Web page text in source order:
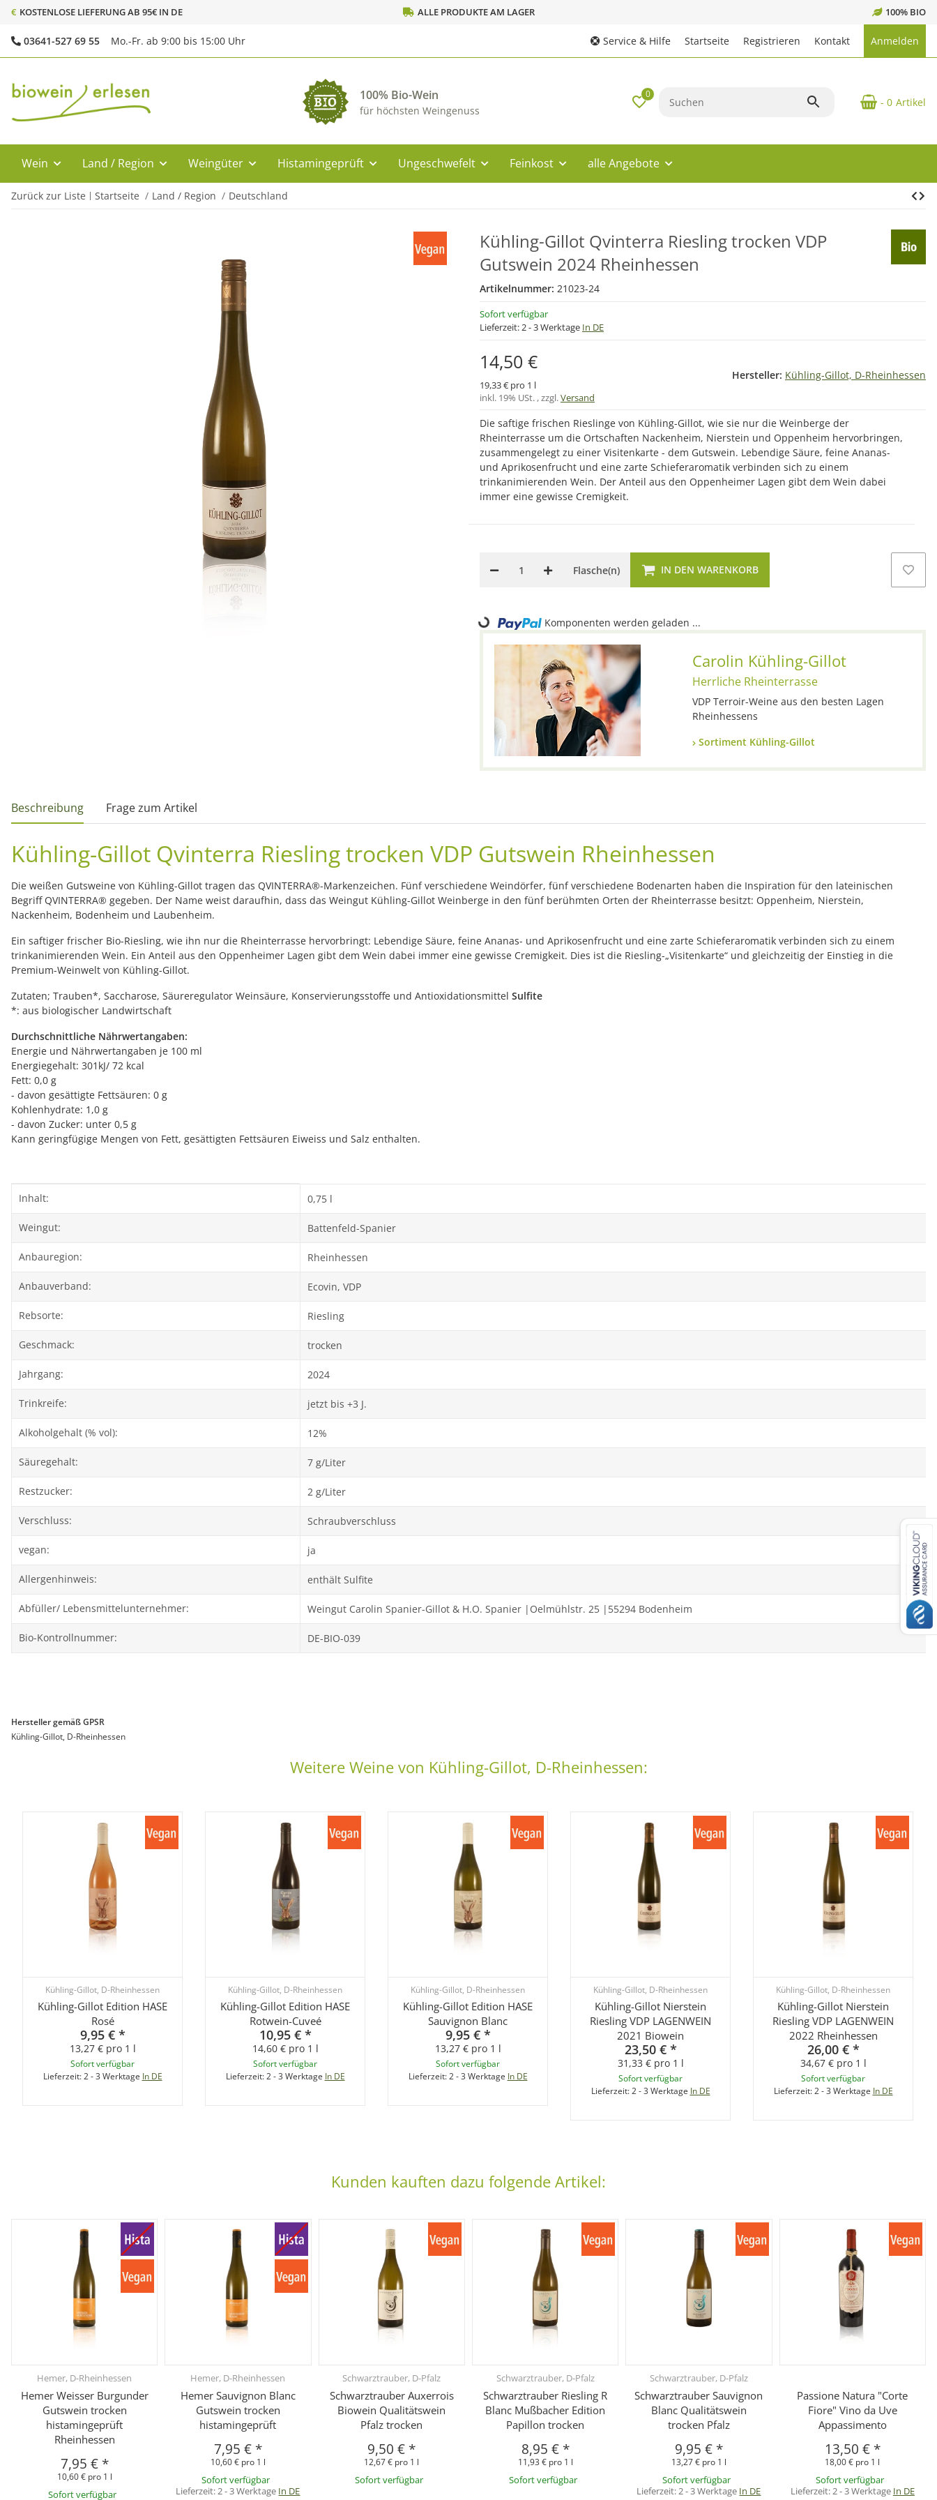
€ KOSTENLOSE LIEFERUNG AB 95€ IN DE ALLE PRODUKTE AM LAGER 100% BIO
03641-527 69 55 Mo.-Fr. ab 9:00 bis 15:00 Uhr Service & Hilfe Startseite Registrieren Kontakt Anmelden
100% Bio-Wein
für höchsten Weingenuss
0
- 0 Artikel
Wein Land / Region Weingüter Histamingeprüft Ungeschwefelt Feinkost alle Angebote
Zurück zur Liste Startseite Land / Region Deutschland
Kühling-Gillot Qvinterra Riesling trocken VDP
Gutswein 2024 Rheinhessen
Artikelnummer: 21023-24
Sofort verfügbar
Lieferzeit:2 - 3 Werktage In DE
14,50 €
19,33 € pro 1 l
inkl. 19% USt. , zzgl.Versand
Hersteller: Kühling-Gillot, D-Rheinhessen
Die saftige frischen Rieslinge von Kühling-Gillot, wie sie nur die Weinberge der
Rheinterrasse um die Ortschaften Nackenheim, Nierstein und Oppenheim hervorbringen,
zusammengelegt zu einer Visitenkarte - dem Gutswein. Lebendige Säure, feine Ananas-
und Aprikosenfrucht und eine zarte Schieferaromatik verbinden sich zu einem
trinkanimierenden Wein. Der Anteil aus den Oppenheimer Lagen gibt dem Wein dabei
immer eine gewisse Cremigkeit.
Flasche(n) IN DEN WARENKORB
Loading... Komponenten werden geladen ...
Carolin Kühling-Gillot
Herrliche Rheinterrasse
VDP Terroir-Weine aus den besten Lagen
Rheinhessens
Sortiment Kühling-Gillot
weitere Registerkarten anzeigen
Beschreibung Frage zum Artikel
Kühling-Gillot Qvinterra Riesling trocken VDP Gutswein Rheinhessen
Die weißen Gutsweine von Kühling-Gillot tragen das QVINTERRA®-Markenzeichen. Fünf verschiedene Weindörfer, fünf verschiedene Bodenarten haben die Inspiration für den lateinischen
Begriff QVINTERRA® gegeben. Der Name weist daraufhin, dass das Weingut Kühling-Gillot Weinberge in den fünf berühmten Orten der Rheinterrasse besitzt: Oppenheim, Nierstein,
Nackenheim, Bodenheim und Laubenheim.
Ein saftiger frischer Bio-Riesling, wie ihn nur die Rheinterrasse hervorbringt: Lebendige Säure, feine Ananas- und Aprikosenfrucht und eine zarte Schieferaromatik verbinden sich zu einem
trinkanimierenden Wein. Ein Anteil aus den Oppenheimer Lagen gibt dem Wein dabei immer eine gewisse Cremigkeit. Dies ist die Riesling-„Visitenkarte“ und gleichzeitig der Einstieg in die
Premium-Weinwelt von Kühling-Gillot.
Zutaten; Trauben*, Saccharose, Säureregulator Weinsäure, Konservierungsstoffe und Antioxidationsmittel Sulfite
*: aus biologischer Landwirtschaft
Durchschnittliche Nährwertangaben:
Energie und Nährwertangaben je 100 ml
Energiegehalt: 301kJ/ 72 kcal
Fett: 0,0 g
- davon gesättigte Fettsäuren: 0 g
Kohlenhydrate: 1,0 g
- davon Zucker: unter 0,5 g
Kann geringfügige Mengen von Fett, gesättigten Fettsäuren Eiweiss und Salz enthalten.
Produkteigenschaft
Wert
Inhalt: 0,75 l
Weingut: Battenfeld-Spanier
Anbauregion: Rheinhessen
Anbauverband: Ecovin, VDP
Rebsorte: Riesling
Geschmack: trocken
Jahrgang: 2024
Trinkreife: jetzt bis +3 J.
Alkoholgehalt (% vol): 12%
Säuregehalt: 7 g/Liter
Restzucker: 2 g/Liter
Verschluss: Schraubverschluss
vegan: ja
Allergenhinweis: enthält Sulfite
Abfüller/ Lebensmittelunternehmer: Weingut Carolin Spanier-Gillot & H.O. Spanier |Oelmühlstr. 25 |55294 Bodenheim
Bio-Kontrollnummer: DE-BIO-039
Hersteller gemäß GPSR
Kühling-Gillot, D-Rheinhessen
Weitere Weine von Kühling-Gillot, D-Rheinhessen:
Kühling-Gillot, D-Rheinhessen
Kühling-Gillot Edition HASE
Rosé
9,95 € *
13,27 € pro 1 l
Sofort verfügbar
Lieferzeit:2 - 3 Werktage In DE
Kühling-Gillot, D-Rheinhessen
Kühling-Gillot Edition HASE
Rotwein-Cuveé
10,95 € *
14,60 € pro 1 l
Sofort verfügbar
Lieferzeit:2 - 3 Werktage In DE
Kühling-Gillot, D-Rheinhessen
Kühling-Gillot Edition HASE
Sauvignon Blanc
9,95 € *
13,27 € pro 1 l
Sofort verfügbar
Lieferzeit:2 - 3 Werktage In DE
Kühling-Gillot, D-Rheinhessen
Kühling-Gillot Nierstein
Riesling VDP LAGENWEIN
2021 Biowein
23,50 € *
31,33 € pro 1 l
Sofort verfügbar
Lieferzeit:2 - 3 Werktage In DE
Kühling-Gillot, D-Rheinhessen
Kühling-Gillot Nierstein
Riesling VDP LAGENWEIN
2022 Rheinhessen
26,00 € *
34,67 € pro 1 l
Sofort verfügbar
Lieferzeit:2 - 3 Werktage In DE
Kunden kauften dazu folgende Artikel:
Hemer, D-Rheinhessen
Hemer Weisser Burgunder
Gutswein trocken
histamingeprüft
Rheinhessen
7,95 € *
10,60 € pro 1 l
Sofort verfügbar
Hemer, D-Rheinhessen
Hemer Sauvignon Blanc
Gutswein trocken
histamingeprüft
7,95 € *
10,60 € pro 1 l
Sofort verfügbar
Lieferzeit:2 - 3 Werktage In DE
Schwarztrauber, D-Pfalz
Schwarztrauber Auxerrois
Biowein Qualitätswein
Pfalz trocken
9,50 € *
12,67 € pro 1 l
Sofort verfügbar
Schwarztrauber, D-Pfalz
Schwarztrauber Riesling R
Blanc Mußbacher Edition
Papillon trocken
8,95 € *
11,93 € pro 1 l
Sofort verfügbar
Schwarztrauber, D-Pfalz
Schwarztrauber Sauvignon
Blanc Qualitätswein
trocken Pfalz
9,95 € *
13,27 € pro 1 l
Sofort verfügbar
Lieferzeit:2 - 3 Werktage In DE
Passione Natura "Corte
Fiore" Vino da Uve
Appassimento
13,50 € *
18,00 € pro 1 l
Sofort verfügbar
Lieferzeit:2 - 3 Werktage In DE